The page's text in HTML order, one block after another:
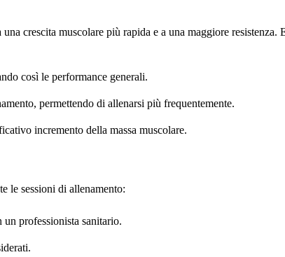
crescita muscolare più rapida e a una maggiore
così le performance generali.
permettendo di allenarsi più frequentemente.
incremento della massa muscolare.
le sessioni di allenamento:
professionista sanitario.